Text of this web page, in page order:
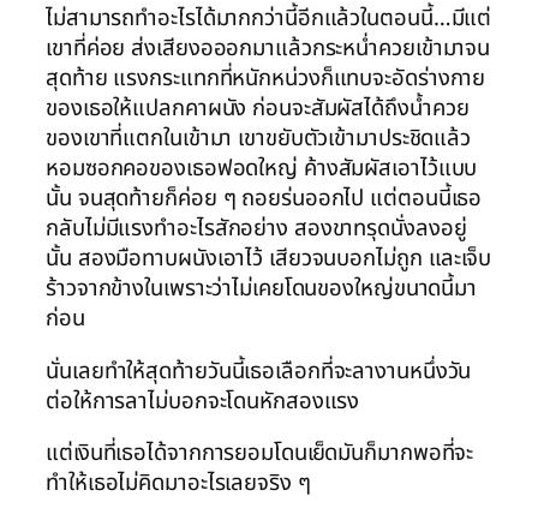
ไม่สามารถทำอะไรได้มากกว่านี้อีกแล้วในตอนนี้…มีแต่
เขาที่ค่อย ส่งเสียงอออกมาแล้วกระหน่ำควยเข้ามาจน
สุดท้าย แรงกระแทกที่หนักหน่วงก็แทบจะอัดร่างกาย
ของเธอให้แปลกคาผนัง ก่อนจะสัมผัสได้ถึงน้ำควย
ของเขาที่แตกในเข้ามา เขาขยับตัวเข้ามาประชิดแล้ว
หอมซอกคอของเธอฟอดใหญ่ ค้างสัมผัสเอาไว้แบบ
นั้น จนสุดท้ายก็ค่อย ๆ ถอยร่นออกไป แต่ตอนนี้เธอ
กลับไม่มีแรงทำอะไรสักอย่าง สองขาทรุดนั่งลงอยู่
นั้น สองมือทาบผนังเอาไว้ เสียวจนบอกไม่ถูก และเจ็บ
ร้าวจากข้างในเพราะว่าไม่เคยโดนของใหญ่ขนาดนี้มา
ก่อน
นั่นเลยทำให้สุดท้ายวันนี้เธอเลือกที่จะลางานหนึ่งวัน
ต่อให้การลาไม่บอกจะโดนหักสองแรง
แต่เงินที่เธอได้จากการยอมโดนเย็ดมันก็มากพอที่จะ
ทำให้เธอไม่คิดมาอะไรเลยจริง ๆ